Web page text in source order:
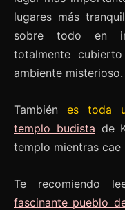
lugares más
sobre todo en
totalmente
ambiente misterioso.
Tambiénes toda
templo budista de
templo mientras cae
Te recomiendo
fascinante pueblo